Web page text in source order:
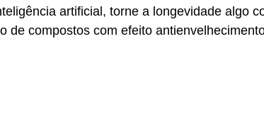
artificial, torne a longevidade algo
de compostos com efeito